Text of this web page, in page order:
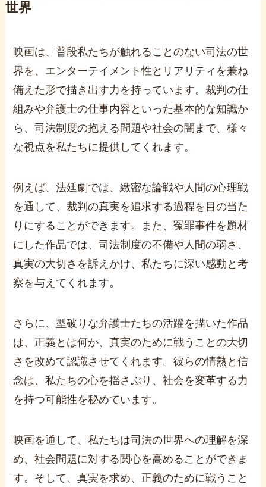
世界
映画は、普段私たちが触れることのない司法の世
界を、エンターテイメント性とリアリティを兼ね
備えた形で描き出す力を持っています。裁判の仕
組みや弁護士の仕事内容といった基本的な知識か
ら、司法制度の抱える問題や社会の闇まで、様々
な視点を私たちに提供してくれます。
例えば、法廷劇では、緻密な論戦や人間の心理戦
を通して、裁判の真実を追求する過程を目の当た
りにすることができます。また、冤罪事件を題材
にした作品では、司法制度の不備や人間の弱さ、
真実の大切さを訴えかけ、私たちに深い感動と考
察を与えてくれます。
さらに、型破りな弁護士たちの活躍を描いた作品
は、正義とは何か、真実のために戦うことの大切
さを改めて認識させてくれます。彼らの情熱と信
念は、私たちの心を揺さぶり、社会を変革する力
を持つ可能性を秘めています。
映画を通して、私たちは司法の世界への理解を深
め、社会問題に対する関心を高めることができま
す。そして、真実を求め、正義のために戦うこと